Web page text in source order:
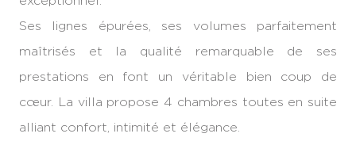
Ses lignes épurées, ses volumes parfaitement
maîtrisés et la qualité remarquable de ses
prestations en font un véritable bien coup de
cœur. La villa propose 4 chambres toutes en suite
alliant confort, intimité et élégance.